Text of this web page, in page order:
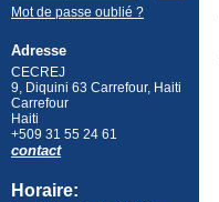
Mot de passe oublié ?
Adresse
CECREJ
9, Diquini 63 Carrefour, Haiti
Carrefour
Haiti
+509 31 55 24 61
contact
Horaire: